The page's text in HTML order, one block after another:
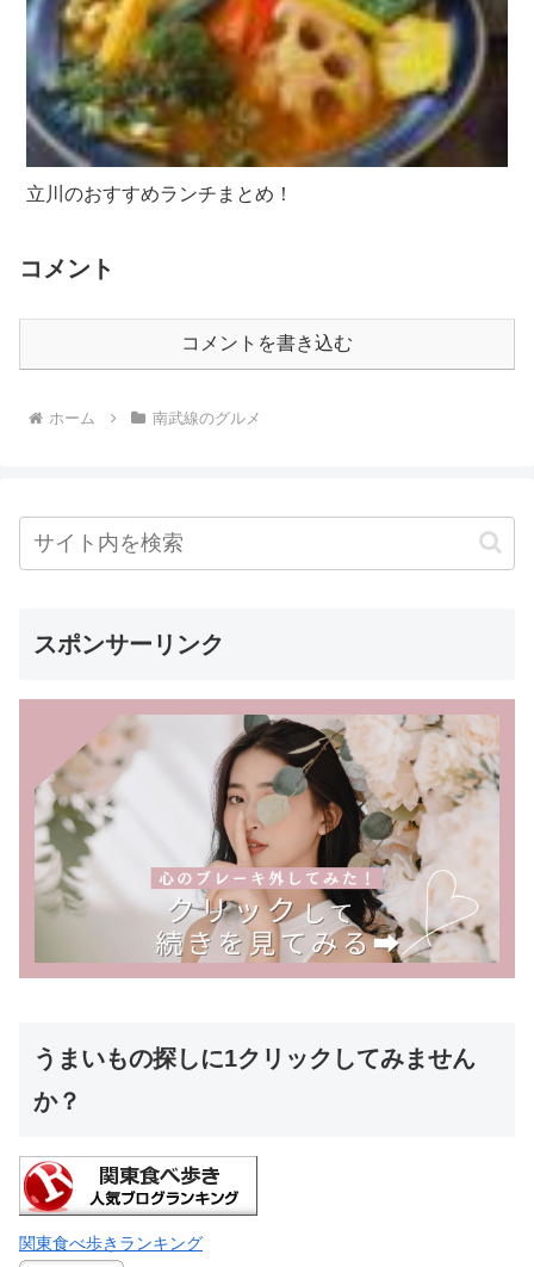
立川のおすすめランチまとめ！
コメント
コメントを書き込む
ホーム 南武線のグルメ
スポンサーリンク
うまいもの探しに1クリックしてみません
か？
関東食べ歩きランキング